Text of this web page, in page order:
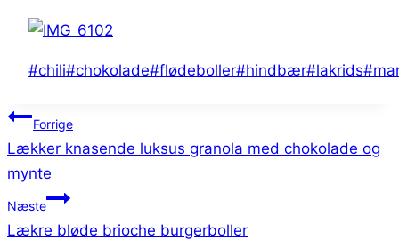
Indlæg-
#chili#chokolade#flødeboller#hindbær#lakrids#
Indlægsnavigation
Forrige
Lækker knasende luksus granola med chokolade og
mynte
Næste
Lækre bløde brioche burgerboller